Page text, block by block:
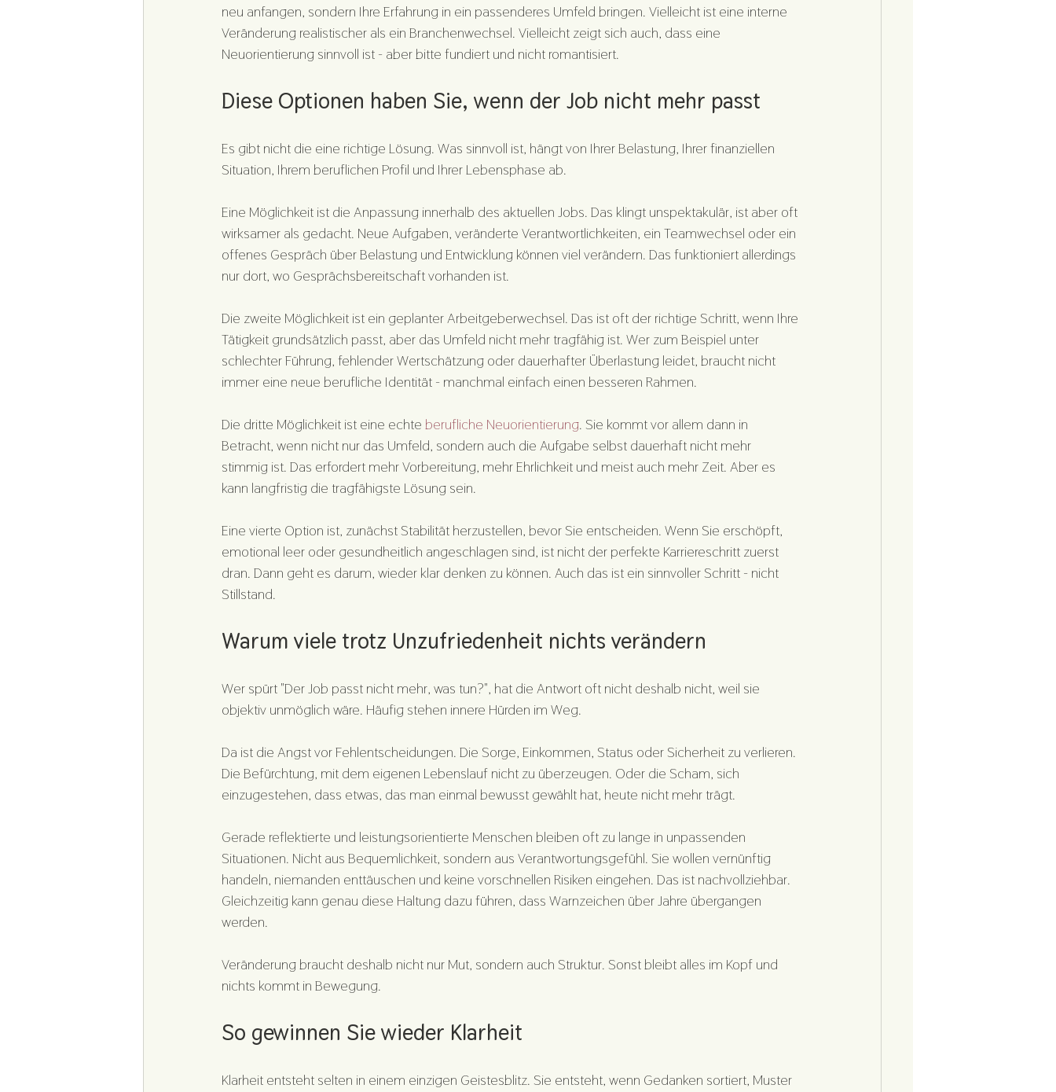
neu anfangen, sondern Ihre Erfahrung in ein passenderes Umfeld bringen. Vielleicht ist eine interne
Veränderung realistischer als ein Branchenwechsel. Vielleicht zeigt sich auch, dass eine
Neuorientierung sinnvoll ist - aber bitte fundiert und nicht romantisiert.
Diese Optionen haben Sie, wenn der Job nicht mehr passt
Es gibt nicht die eine richtige Lösung. Was sinnvoll ist, hängt von Ihrer Belastung, Ihrer finanziellen
Situation, Ihrem beruflichen Profil und Ihrer Lebensphase ab.
Eine Möglichkeit ist die Anpassung innerhalb des aktuellen Jobs. Das klingt unspektakulär, ist aber oft
wirksamer als gedacht. Neue Aufgaben, veränderte Verantwortlichkeiten, ein Teamwechsel oder ein
offenes Gespräch über Belastung und Entwicklung können viel verändern. Das funktioniert allerdings
nur dort, wo Gesprächsbereitschaft vorhanden ist.
Die zweite Möglichkeit ist ein geplanter Arbeitgeberwechsel. Das ist oft der richtige Schritt, wenn Ihre
Tätigkeit grundsätzlich passt, aber das Umfeld nicht mehr tragfähig ist. Wer zum Beispiel unter
schlechter Führung, fehlender Wertschätzung oder dauerhafter Überlastung leidet, braucht nicht
immer eine neue berufliche Identität - manchmal einfach einen besseren Rahmen.
Die dritte Möglichkeit ist eine echte berufliche Neuorientierung. Sie kommt vor allem dann in
Betracht, wenn nicht nur das Umfeld, sondern auch die Aufgabe selbst dauerhaft nicht mehr
stimmig ist. Das erfordert mehr Vorbereitung, mehr Ehrlichkeit und meist auch mehr Zeit. Aber es
kann langfristig die tragfähigste Lösung sein.
Eine vierte Option ist, zunächst Stabilität herzustellen, bevor Sie entscheiden. Wenn Sie erschöpft,
emotional leer oder gesundheitlich angeschlagen sind, ist nicht der perfekte Karriereschritt zuerst
dran. Dann geht es darum, wieder klar denken zu können. Auch das ist ein sinnvoller Schritt - nicht
Stillstand.
Warum viele trotz Unzufriedenheit nichts verändern
Wer spürt "Der Job passt nicht mehr, was tun?", hat die Antwort oft nicht deshalb nicht, weil sie
objektiv unmöglich wäre. Häufig stehen innere Hürden im Weg.
Da ist die Angst vor Fehlentscheidungen. Die Sorge, Einkommen, Status oder Sicherheit zu verlieren.
Die Befürchtung, mit dem eigenen Lebenslauf nicht zu überzeugen. Oder die Scham, sich
einzugestehen, dass etwas, das man einmal bewusst gewählt hat, heute nicht mehr trägt.
Gerade reflektierte und leistungsorientierte Menschen bleiben oft zu lange in unpassenden
Situationen. Nicht aus Bequemlichkeit, sondern aus Verantwortungsgefühl. Sie wollen vernünftig
handeln, niemanden enttäuschen und keine vorschnellen Risiken eingehen. Das ist nachvollziehbar.
Gleichzeitig kann genau diese Haltung dazu führen, dass Warnzeichen über Jahre übergangen
werden.
Veränderung braucht deshalb nicht nur Mut, sondern auch Struktur. Sonst bleibt alles im Kopf und
nichts kommt in Bewegung.
So gewinnen Sie wieder Klarheit
Klarheit entsteht selten in einem einzigen Geistesblitz. Sie entsteht, wenn Gedanken sortiert, Muster